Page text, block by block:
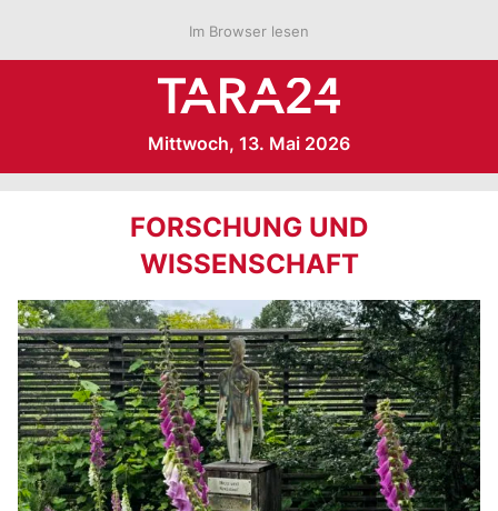
Im Browser lesen
Mittwoch, 13. Mai 2026
FORSCHUNG UND
WISSENSCHAFT